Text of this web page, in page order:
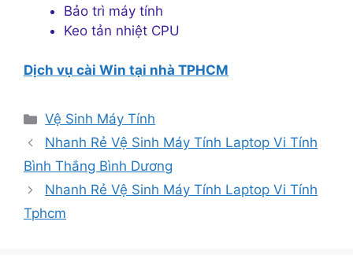
Bảo trì máy tính
Keo tản nhiệt CPU
Dịch vụ cài Win tại nhà TPHCM
Danh
mục
Vệ Sinh Máy Tính
Nhanh Rẻ Vệ Sinh Máy Tính Laptop Vi Tính
Bình Thắng Bình Dương
Nhanh Rẻ Vệ Sinh Máy Tính Laptop Vi Tính
Tphcm